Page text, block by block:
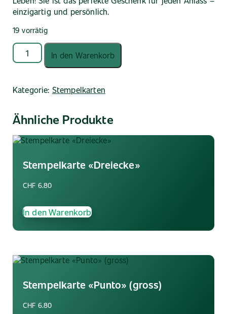
einzigartig und persönlich.
19 vorrätig
Stempelkarte
«Kreise»
In den Warenkorb
Kategorie: Stempelkarten
Ähnliche Produkte
Stempelkarte «Dreiecke»
CHF 6.80
In den Warenkorb
Stempelkarte «Punto» (gross)
CHF 6.80